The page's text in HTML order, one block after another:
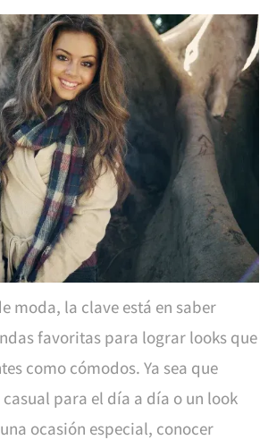
moda, la clave está en saber
favoritas para lograr looks que
como cómodos. Ya sea que
para el día a día o un look
ocasión especial, conocer